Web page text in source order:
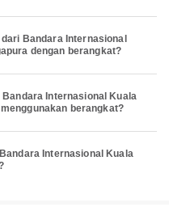
Bandara Internasional
dengan berangkat?
Internasional Kuala
berangkat?
Internasional Kuala